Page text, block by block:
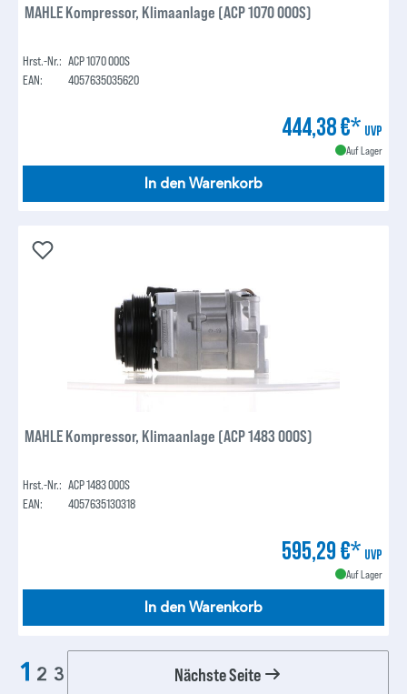
MAHLE Kompressor, Klimaanlage (ACP 1070 000S)
Hrst.-Nr.: ACP 1070 000S
EAN:
4057635035620
444,38 €* UVP
Auf Lager
In den Warenkorb
MAHLE Kompressor, Klimaanlage (ACP 1483 000S)
Hrst.-Nr.: ACP 1483 000S
EAN:
4057635130318
595,29 €* UVP
Auf Lager
In den Warenkorb
1 2 3 Nächste Seite